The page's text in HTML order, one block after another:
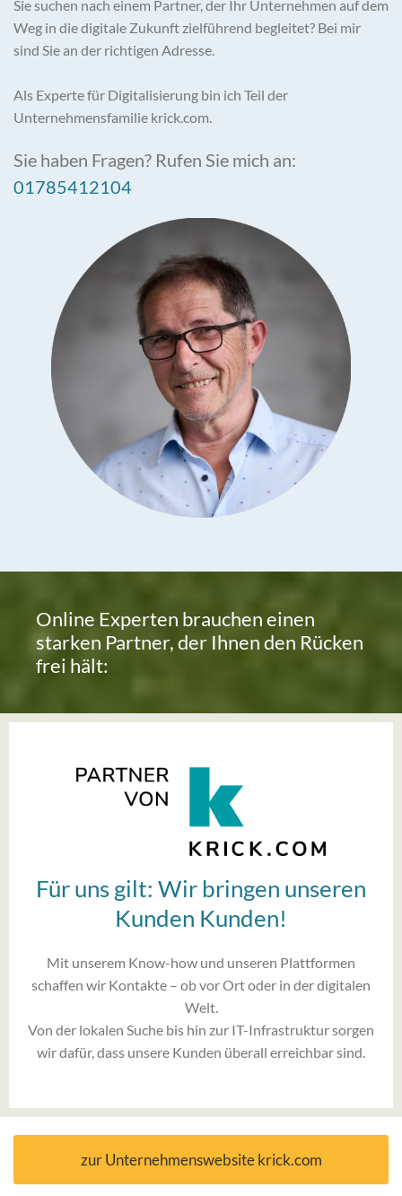
Sie suchen nach einem Partner, der Ihr Unternehmen auf dem
Weg in die digitale Zukunft zielführend begleitet? Bei mir
sind Sie an der richtigen Adresse.
Als Experte für Digitalisierung bin ich Teil der
Unternehmensfamilie krick.com.
Sie haben Fragen? Rufen Sie mich an:
01785412104
Online Experten brauchen einen
starken Partner, der Ihnen den Rücken
frei hält:
Für uns gilt: Wir bringen unseren
Kunden Kunden!
Mit unserem Know-how und unseren Plattformen
schaffen wir Kontakte – ob vor Ort oder in der digitalen
Welt.
Von der lokalen Suche bis hin zur IT-Infrastruktur sorgen
wir dafür, dass unsere Kunden überall erreichbar sind.
zur Unternehmenswebsite krick.com